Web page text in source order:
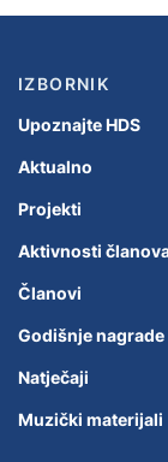
IZBORNIK
Upoznajte HDS
Aktualno
Projekti
Aktivnosti
Članovi
Godišnje nagrade
Natječaji
Muzički materijali